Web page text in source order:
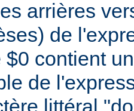
arrières
de
$0 contient
de
littéral